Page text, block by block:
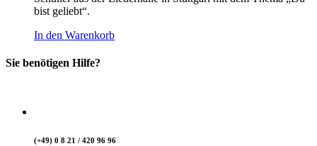
bist geliebt“.
In den Warenkorb
Sie benötigen Hilfe?
(+49) 0 8 21 / 420 96 96